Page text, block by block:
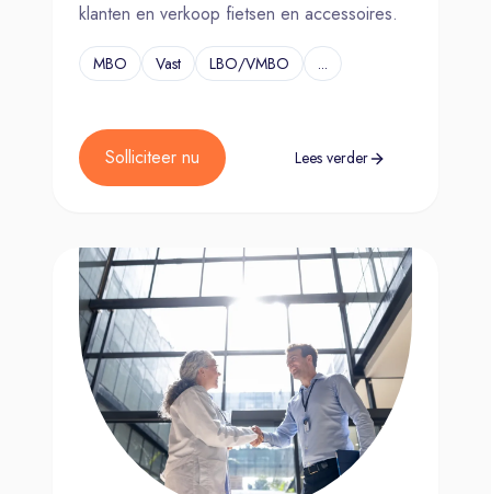
klanten en verkoop fietsen en accessoires.
MBO Vast LBO/VMBO ...
Solliciteer nu Lees verder